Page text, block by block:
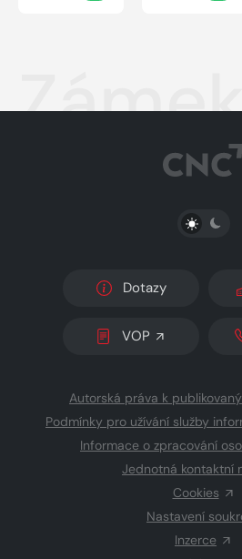
Dotazy
VOP
Autorská práva k
Podmínky pro užívání služby
Informace o zpracování
Jednotná kontaktní
Cookies
Nastavení
Inzerce